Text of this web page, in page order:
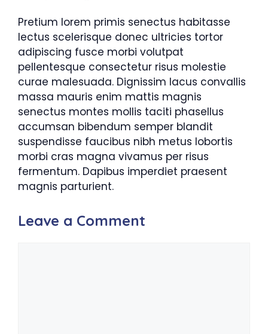
Pretium lorem primis senectus habitasse
lectus scelerisque donec ultricies tortor
adipiscing fusce morbi volutpat
pellentesque consectetur risus molestie
curae malesuada. Dignissim lacus convallis
massa mauris enim mattis magnis
senectus montes mollis taciti phasellus
accumsan bibendum semper blandit
suspendisse faucibus nibh metus lobortis
morbi cras magna vivamus per risus
fermentum. Dapibus imperdiet praesent
magnis parturient.
Leave a Comment